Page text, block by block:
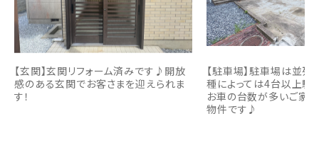
【玄関】玄関リフォーム済みです♪開放
感のある玄関でお客さまを迎えられま
す！
【駐車場】駐車場は並列
種によっては4台以上
お車の台数が多いご家
物件です♪